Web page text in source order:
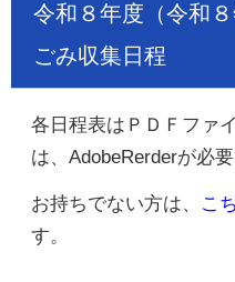
令和８年度（令和
ごみ収集日程
各日程表はＰＤＦファ
は、AdobeRerderが必要
お持ちでない方は、 こ
す。